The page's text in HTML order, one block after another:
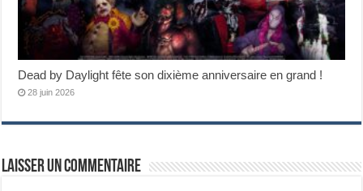
Dead by Daylight fête son dixième anniversaire en grand !
28 juin 2026
Laisser un commentaire